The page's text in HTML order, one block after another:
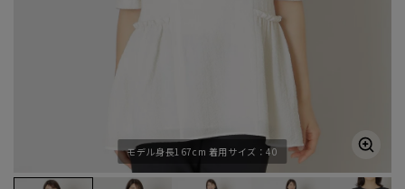
モデル身長167cm 着用サイズ：40